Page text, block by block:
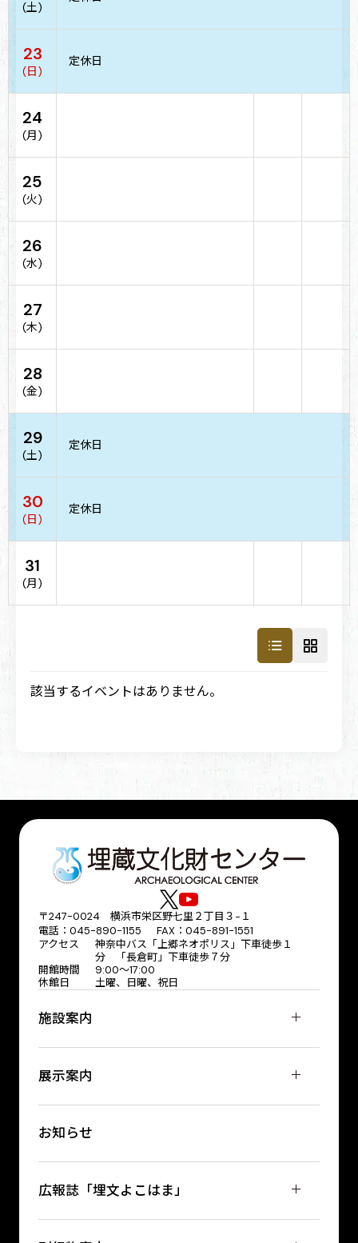
(土)
23
(日)
定休日
24
(月)
25
(火)
26
(水)
27
(木)
28
(金)
29
(土)
定休日
30
(日)
定休日
31
(月)
該当するイベントはありません。
〒247-0024 横浜市栄区野七里２丁目３−１
電話：045-890-1155 FAX：045-891-1551
アクセス
神奈中バス「上郷ネオポリス」下車徒歩１
分 「長倉町」下車徒歩７分
開館時間
9:00～17:00
休館日
土曜、日曜、祝日
施設案内
展示案内
お知らせ
広報誌「埋文よこはま」